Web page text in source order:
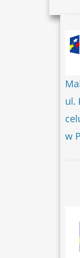
ul.
w